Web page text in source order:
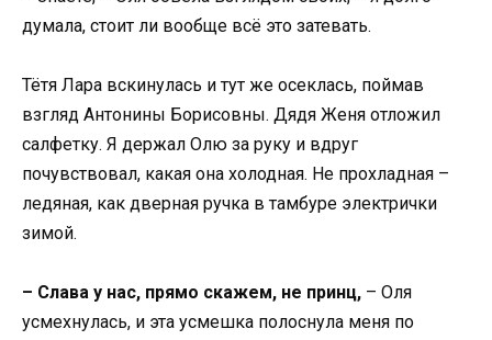
думала, стоит ли вообще всё это затевать.
Тётя Лара вскинулась и тут же осеклась, поймав
взгляд Антонины Борисовны. Дядя Женя отложил
салфетку. Я держал Олю за руку и вдруг
почувствовал, какая она холодная. Не прохладная –
ледяная, как дверная ручка в тамбуре электрички
зимой.
– Слава у нас, прямо скажем, не принц, – Оля
усмехнулась, и эта усмешка полоснула меня по